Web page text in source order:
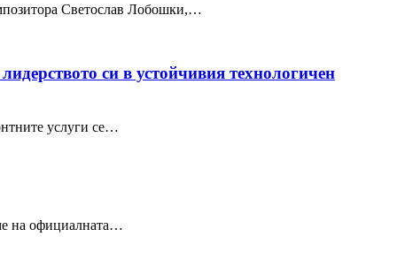
Светослав Лобошки,…
си в устойчивия технологичен
услуги се…
на официалната…